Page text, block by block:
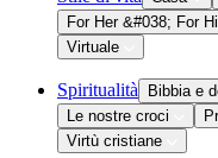
For Her &#038; For
Virtuale
Spiritualità Bibbia e
Le nostre croci
Virtù cristiane